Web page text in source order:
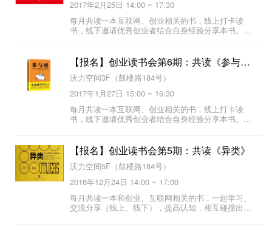
2017年2月25日 14:00 ~ 17:30
每月共读一本互联网、创业相关的书，线上打卡读
书，线下邀请优秀创业者结合自身经验分享本书。创
【报名】创业读书会第6期：共读《参与感》
沃力空间3F（鼓楼路184号）
2017年1月27日 15:00 ~ 16:30
每月共读一本互联网、创业相关的书，线上打卡读
书，线下邀请优秀创业者结合自身经验分享本书。创
【报名】创业读书会第5期：共读《异类》
沃力空间5F（鼓楼路184号）
2016年12月24日 14:00 ~ 17:00
每月共读一本和创业、互联网相关的书，一起学习、
交流分享（线上、线下），提高认知，相互碰撞出独